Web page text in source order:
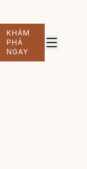
KHÁM
PHÁ
NGAY